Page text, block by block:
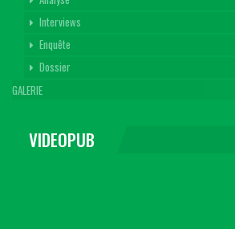
Interviews
Enquête
Dossier
GALERIE
VIDEOPUB